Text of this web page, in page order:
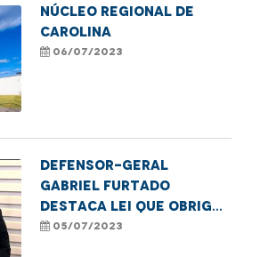
NÚCLEO REGIONAL DE
CAROLINA
06/07/2023
Defensor-Geral
Gabriel Furtado
destaca lei que obriga
a comunicação de
05/07/2023